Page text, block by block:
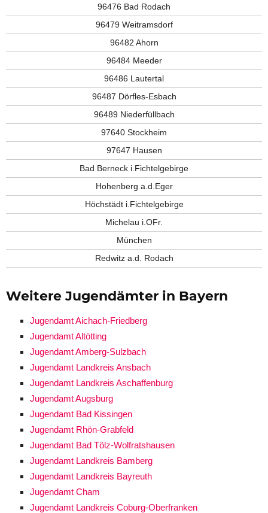
96476 Bad Rodach
96479 Weitramsdorf
96482 Ahorn
96484 Meeder
96486 Lautertal
96487 Dörfles-Esbach
96489 Niederfüllbach
97640 Stockheim
97647 Hausen
Bad Berneck i.Fichtelgebirge
Hohenberg a.d.Eger
Höchstädt i.Fichtelgebirge
Michelau i.OFr.
München
Redwitz a.d. Rodach
Weitere Jugendämter in Bayern
Jugendamt Aichach-Friedberg
Jugendamt Altötting
Jugendamt Amberg-Sulzbach
Jugendamt Landkreis Ansbach
Jugendamt Landkreis Aschaffenburg
Jugendamt Augsburg
Jugendamt Bad Kissingen
Jugendamt Rhön-Grabfeld
Jugendamt Bad Tölz-Wolfratshausen
Jugendamt Landkreis Bamberg
Jugendamt Landkreis Bayreuth
Jugendamt Cham
Jugendamt Landkreis Coburg-Oberfranken